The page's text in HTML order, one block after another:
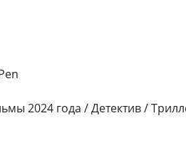
2024 года / Детектив /